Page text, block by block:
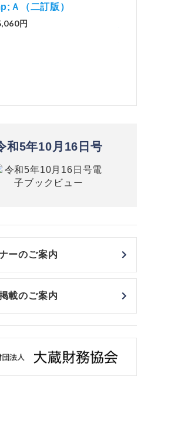
帳簿等保存制度の実務（改訂
版）
和5年10月16日号
ーのご案内
載のご案内